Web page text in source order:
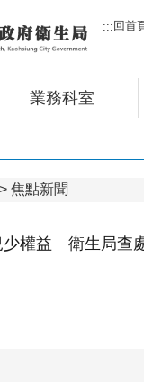
:::回首
業務科室
焦點新聞
少權益 衛生局查